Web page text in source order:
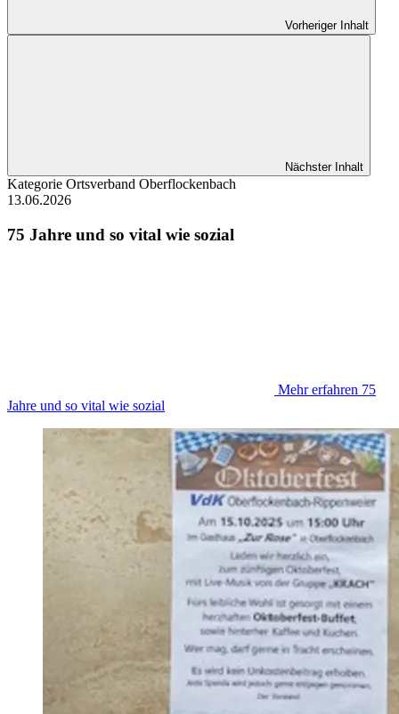
Vorheriger Inhalt
Nächster Inhalt
Kategorie Ortsverband Oberflockenbach
13.06.2026
75 Jahre und so vital wie sozial
Mehr erfahren 75
Jahre und so vital wie sozial